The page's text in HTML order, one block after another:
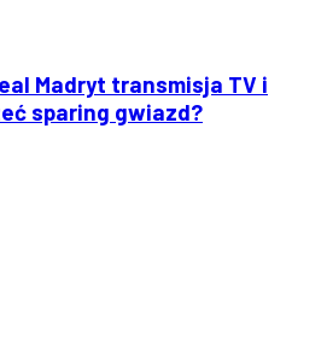
Madryt transmisja TV i
sparing gwiazd?